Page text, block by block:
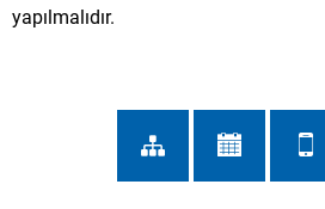
yapılmalıdır.